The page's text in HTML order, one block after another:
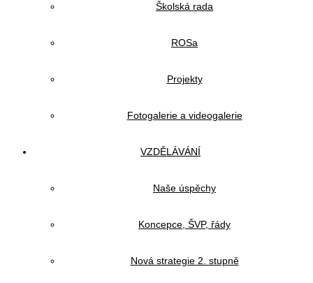
Školská rada
ROSa
Projekty
Fotogalerie a videogalerie
VZDĚLÁVÁNÍ
Naše úspěchy
Koncepce, ŠVP, řády
Nová strategie 2. stupně